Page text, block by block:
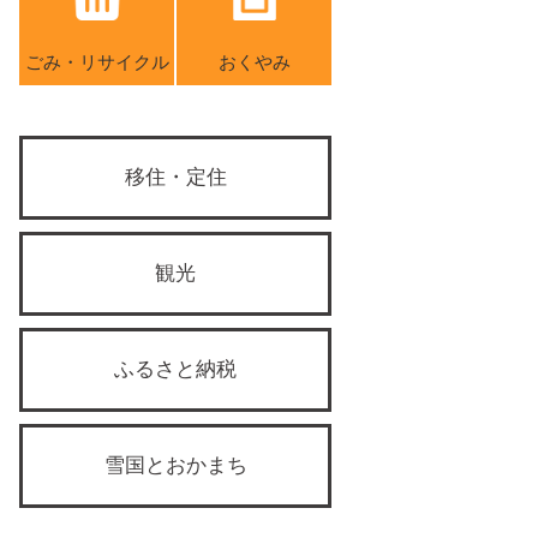
ごみ・リサイクル おくやみ
移住・定住
観光
ふるさと納税
雪国とおかまち